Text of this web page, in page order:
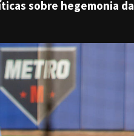
sobre hegemonia da